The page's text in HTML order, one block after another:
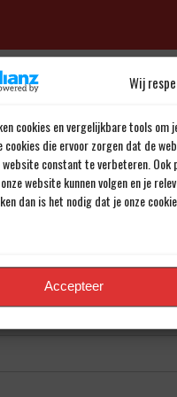
Wij
cookies en vergelijkbare tools om
cookies die ervoor zorgen dat de
website constant te verbeteren.
website kunnen volgen en je
dan is het nodig dat je onze
Accepteer
reactie